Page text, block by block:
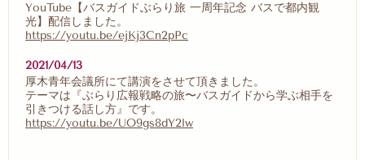
YouTube【バスガイドぶらり旅 一周年記念 バスで都内観
光】配信しました。
https://youtu.be/ejKj3Cn2pPc
2021/04/13
厚木青年会議所にて講演をさせて頂きました。
テーマは『ぶらり広報戦略の旅〜バスガイドから学ぶ相手を
引きつける話し方』です。
https://youtu.be/UO9gs8dY2lw